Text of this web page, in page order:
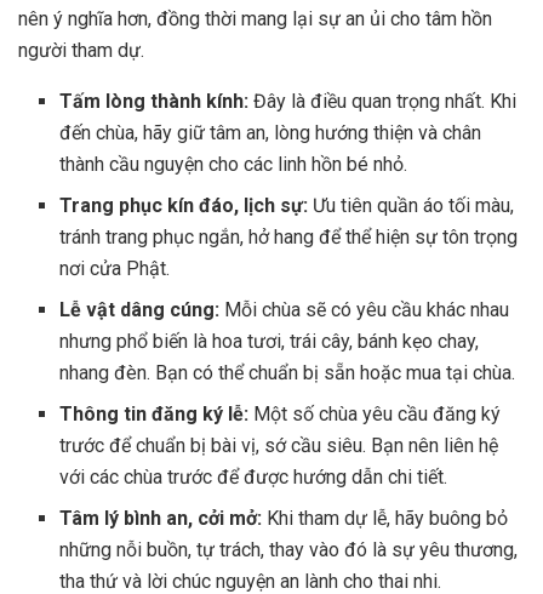
nên ý nghĩa hơn, đồng thời mang lại sự an ủi cho tâm hồn
người tham dự.
Tấm lòng thành kính: Đây là điều quan trọng nhất. Khi
đến chùa, hãy giữ tâm an, lòng hướng thiện và chân
thành cầu nguyện cho các linh hồn bé nhỏ.
Trang phục kín đáo, lịch sự: Ưu tiên quần áo tối màu,
tránh trang phục ngắn, hở hang để thể hiện sự tôn trọng
nơi cửa Phật.
Lễ vật dâng cúng: Mỗi chùa sẽ có yêu cầu khác nhau
nhưng phổ biến là hoa tươi, trái cây, bánh kẹo chay,
nhang đèn. Bạn có thể chuẩn bị sẵn hoặc mua tại chùa.
Thông tin đăng ký lễ: Một số chùa yêu cầu đăng ký
trước để chuẩn bị bài vị, sớ cầu siêu. Bạn nên liên hệ
với các chùa trước để được hướng dẫn chi tiết.
Tâm lý bình an, cởi mở: Khi tham dự lễ, hãy buông bỏ
những nỗi buồn, tự trách, thay vào đó là sự yêu thương,
tha thứ và lời chúc nguyện an lành cho thai nhi.